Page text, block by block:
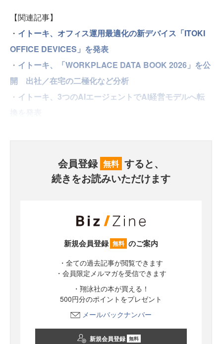
【関連記事】
・ イトーキ、オフィス運用最適化の新デバイス「ITOKI
OFFICE DEVICES」を発表
・ イトーキ、「WORKPLACE DATA BOOK 2026」を公
開 出社／在宅の二極化など分析
・ イトーキ、3つのAIエージェントでAI経営モデルへ転
会員登録 無料 すると、
続きをお読みいただけます
新規会員登録 無料 のご案内
・全ての過去記事が閲覧できます
・会員限定メルマガを受信できます
・翔泳社の本が買える！
500円分のポイントをプレゼント
メールバックナンバー
新規会員登録 無料